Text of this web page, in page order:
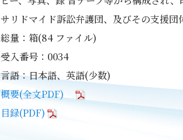
サリドマイド訴訟弁護団、及びその支援団
総量：箱(84 ファイル)
受入番号：0034
言語：日本語、英語(少数)
概要(全文PDF)
目録(PDF)